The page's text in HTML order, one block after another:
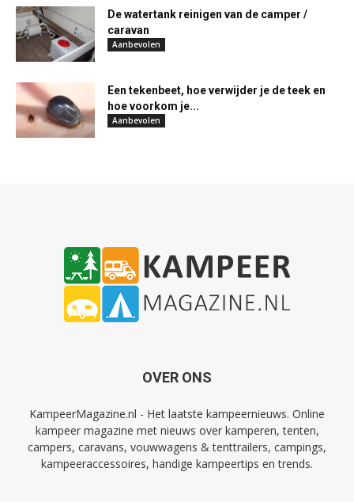
De watertank reinigen van de camper /
caravan
Aanbevolen
Een tekenbeet, hoe verwijder je de teek en
hoe voorkom je...
Aanbevolen
OVER ONS
KampeerMagazine.nl - Het laatste kampeernieuws. Online
kampeer magazine met nieuws over kamperen, tenten,
campers, caravans, vouwwagens & tenttrailers, campings,
kampeeraccessoires, handige kampeertips en trends.